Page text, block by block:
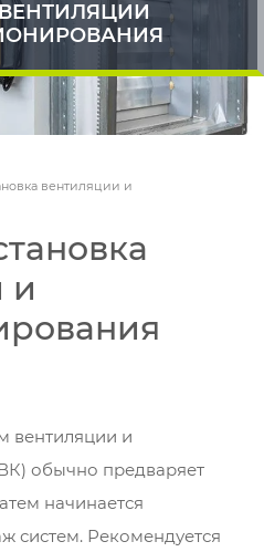
вентиляции и
и
вентиляции и
обычно предваряет
начинается
систем. Рекомендуется